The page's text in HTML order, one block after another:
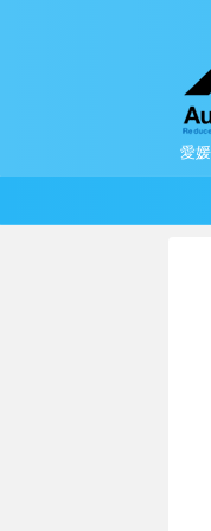
愛